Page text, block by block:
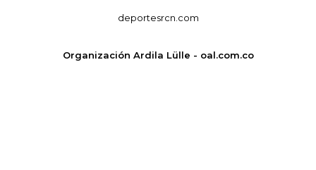
deportesrcn.com
Organización Ardila Lülle - oal.com.co